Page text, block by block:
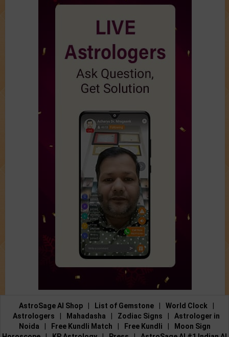
AstroSage AI Shop List of Gemstone World Clock
Astrologers
Mahadasha Zodiac Signs
Astrologer in
Noida
Free Kundli Match Free Kundli
Moon Sign